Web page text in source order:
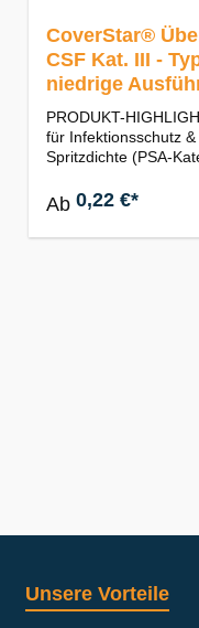
CoverStar®
CSF Kat. III -
niedrige
PRODUKT-
für Infektionsschutz
Spritzdichte (PSA-
partikelabweisend
mikroporöses
optimalen Schutz)-
Ab0,22 €*
Unsere Vorteile